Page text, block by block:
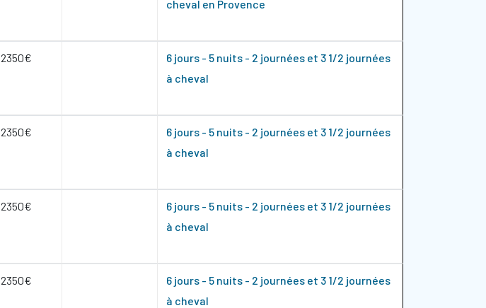
cheval en Provence
2350€
6 jours - 5 nuits - 2 journées et 3 1/2 journées
à cheval
2350€
6 jours - 5 nuits - 2 journées et 3 1/2 journées
à cheval
2350€
6 jours - 5 nuits - 2 journées et 3 1/2 journées
à cheval
2350€
6 jours - 5 nuits - 2 journées et 3 1/2 journées
à cheval